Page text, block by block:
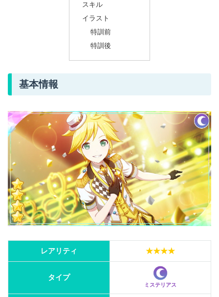
スキル
イラスト
特訓前
特訓後
基本情報
レアリティ ★★★★
タイプ
ミステリアス